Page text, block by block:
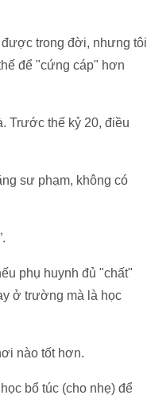
được trong đời, nhưng tôi
để "cứng cáp" hơn
Trước thế kỷ 20, điều
sư phạm, không có
phụ huynh đủ "chất"
ở trường mà là học
nào tốt hơn.
bổ túc (cho nhẹ) để